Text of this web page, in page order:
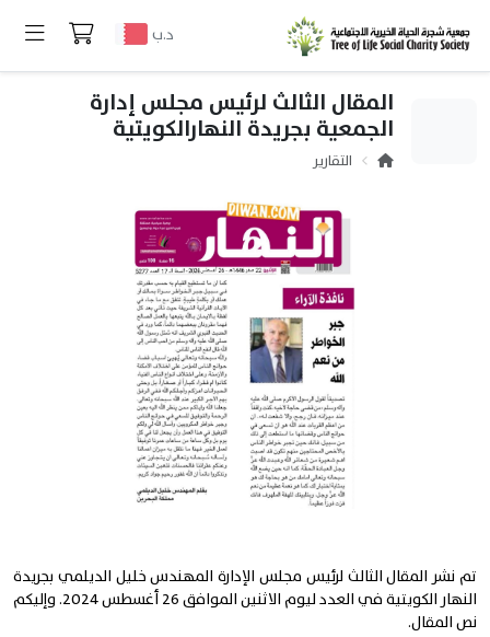
د.ب
المقال الثالث لرئيس مجلس إدارة
الجمعية بجريدة النهارالكويتية
التقارير
تم نشر المقال الثالث لرئيس مجلس الإدارة المهندس خليل الديلمي بجريدة
النهار الكويتية في العدد ليوم الاثنين الموافق 26 أغسطس 2024. وإليكم
نص المقال.